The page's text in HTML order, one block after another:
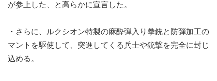
が参上した、と高らかに宣言した。
・さらに、ルクシオン特製の麻酔弾入り拳銃と防弾加工の
マントを駆使して、突進してくる兵士や銃撃を完全に封じ
込める。